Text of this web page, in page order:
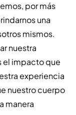
por más
una
mismos.
nuestra
el impacto que
experiencia
nuestro cuerpo
manera